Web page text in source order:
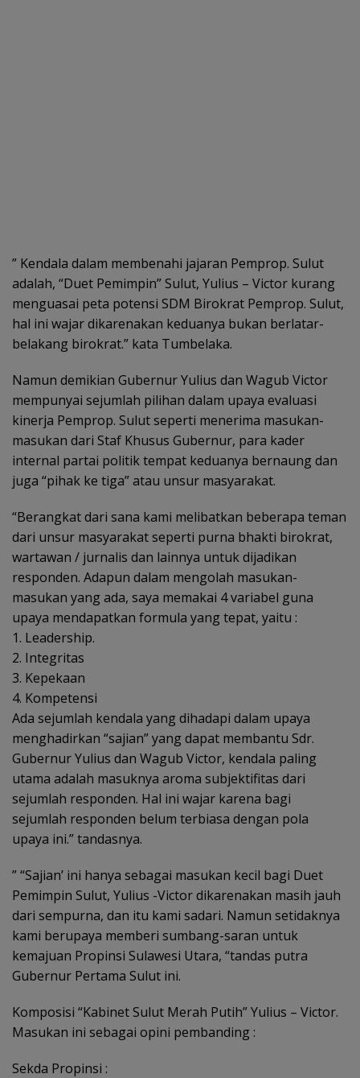
” Kendala dalam membenahi jajaran Pemprop. Sulut
adalah, “Duet Pemimpin” Sulut, Yulius – Victor kurang
menguasai peta potensi SDM Birokrat Pemprop. Sulut,
hal ini wajar dikarenakan keduanya bukan berlatar-
belakang birokrat.” kata Tumbelaka.
Namun demikian Gubernur Yulius dan Wagub Victor
mempunyai sejumlah pilihan dalam upaya evaluasi
kinerja Pemprop. Sulut seperti menerima masukan-
masukan dari Staf Khusus Gubernur, para kader
internal partai politik tempat keduanya bernaung dan
juga “pihak ke tiga” atau unsur masyarakat.
“Berangkat dari sana kami melibatkan beberapa teman
dari unsur masyarakat seperti purna bhakti birokrat,
wartawan / jurnalis dan lainnya untuk dijadikan
responden. Adapun dalam mengolah masukan-
masukan yang ada, saya memakai 4 variabel guna
upaya mendapatkan formula yang tepat, yaitu :
1. Leadership.
2. Integritas
3. Kepekaan
4. Kompetensi
Ada sejumlah kendala yang dihadapi dalam upaya
menghadirkan “sajian” yang dapat membantu Sdr.
Gubernur Yulius dan Wagub Victor, kendala paling
utama adalah masuknya aroma subjektifitas dari
sejumlah responden. Hal ini wajar karena bagi
sejumlah responden belum terbiasa dengan pola
upaya ini.” tandasnya.
” “Sajian’ ini hanya sebagai masukan kecil bagi Duet
Pemimpin Sulut, Yulius -Victor dikarenakan masih jauh
dari sempurna, dan itu kami sadari. Namun setidaknya
kami berupaya memberi sumbang-saran untuk
kemajuan Propinsi Sulawesi Utara, “tandas putra
Gubernur Pertama Sulut ini.
Komposisi “Kabinet Sulut Merah Putih” Yulius – Victor.
Masukan ini sebagai opini pembanding :
Sekda Propinsi :